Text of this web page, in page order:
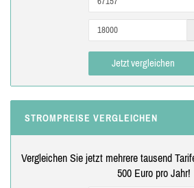
Jetzt vergleichen
STROMPREISE VERGLEICHEN
Vergleichen Sie jetzt mehrere tausend
500 Euro pro Jahr!